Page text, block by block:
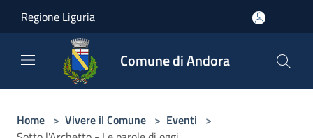
Regione Liguria
Comune di Andora
Home > Vivere il Comune > Eventi >